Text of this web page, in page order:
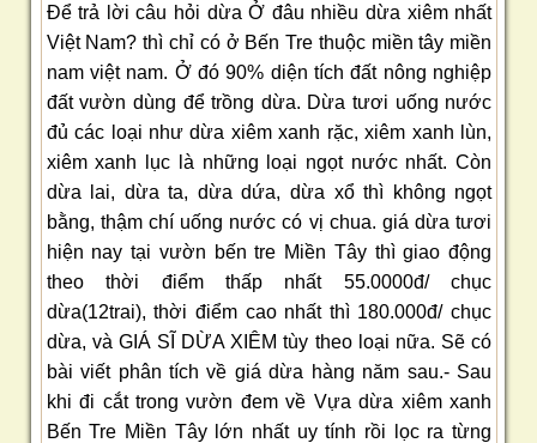
Để trả lời câu hỏi dừa Ở đâu nhiều dừa xiêm nhất
Việt Nam? thì chỉ có ở Bến Tre thuộc miền tây miền
nam việt nam. Ở đó 90% diện tích đất nông nghiệp
đất vườn dùng để trồng dừa. Dừa tươi uống nước
đủ các loại như dừa xiêm xanh rặc, xiêm xanh lùn,
xiêm xanh lục là những loại ngọt nước nhất. Còn
dừa lai, dừa ta, dừa dứa, dừa xổ thì không ngọt
bằng, thậm chí uống nước có vị chua. giá dừa tươi
hiện nay tại vườn bến tre Miền Tây thì giao động
theo thời điểm thấp nhất 55.0000đ/ chục
dừa(12trai), thời điểm cao nhất thì 180.000đ/ chục
dừa, và GIÁ SĨ DỪA XIÊM tùy theo loại nữa. Sẽ có
bài viết phân tích về giá dừa hàng năm sau.- Sau
khi đi cắt trong vườn đem về Vựa dừa xiêm xanh
Bến Tre Miền Tây lớn nhất uy tính rồi lọc ra từng